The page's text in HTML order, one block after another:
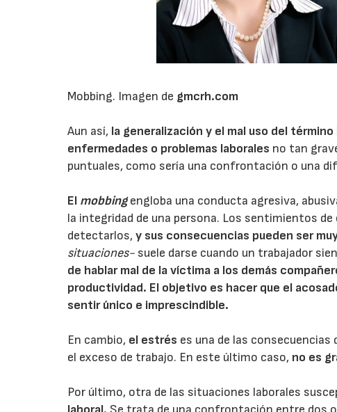
Mobbing. Imagen de gmcrh.com
Aun así, la generalización y el mal uso del
enfermedades o problemas laborales no tan
puntuales, como sería una confrontación o una
El mobbingengloba una conducta agresiva,
la integridad de una persona. Los sentimientos
detectarlos,y sus consecuencias pueden ser
situaciones- suele darse cuando un trabajador
de hablar mal de la víctima a los demás
productividad. El objetivo es hacer que el
sentir único e imprescindible.
En cambio, el estrés es una de las
el exceso de trabajo. En este último caso, no es
Por último, otra de las situaciones laborales